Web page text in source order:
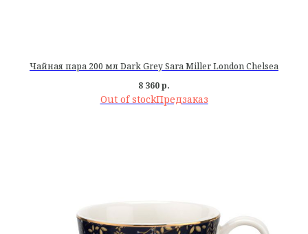
Чайная пара 200 мл Dark Grey Sara Miller London Chelsea
8 360р.
Out of stock